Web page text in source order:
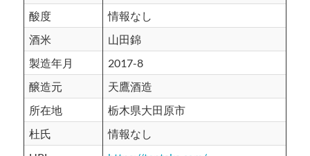
酸度
情報なし
酒米
山田錦
製造年月
2017-8
醸造元
天鷹酒造
所在地
栃木県大田原市
杜氏
情報なし